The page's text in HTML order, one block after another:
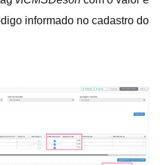
informado no cadastro do